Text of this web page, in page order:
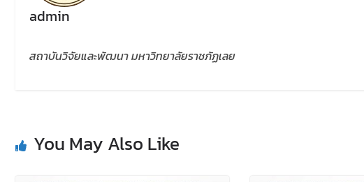
admin
สถาบันวิจัยและพัฒนา มหาวิทยาลัยราชภัฏเลย
You May Also Like